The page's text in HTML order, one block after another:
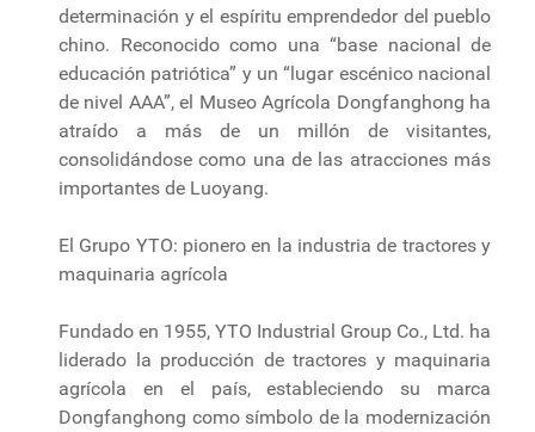
determinación y el espíritu emprendedor del pueblo
chino. Reconocido como una “base nacional de
educación patriótica” y un “lugar escénico nacional
de nivel AAA”, el Museo Agrícola Dongfanghong ha
atraído a más de un millón de visitantes,
consolidándose como una de las atracciones más
importantes de Luoyang.
El Grupo YTO: pionero en la industria de tractores y
maquinaria agrícola
Fundado en 1955, YTO Industrial Group Co., Ltd. ha
liderado la producción de tractores y maquinaria
agrícola en el país, estableciendo su marca
Dongfanghong como símbolo de la modernización